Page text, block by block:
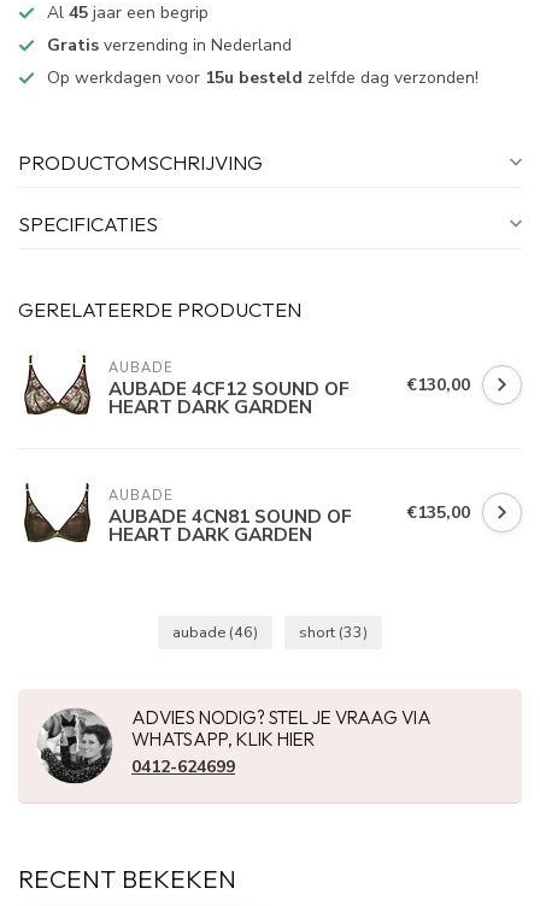
Al 45 jaar een begrip
Gratis verzending in Nederland
Op werkdagen voor 15u besteld zelfde dag verzonden!
PRODUCTOMSCHRIJVING
SPECIFICATIES
GERELATEERDE PRODUCTEN
AUBADE
AUBADE 4CF12 SOUND OF
HEART DARK GARDEN
€130,00
AUBADE
AUBADE 4CN81 SOUND OF
HEART DARK GARDEN
€135,00
aubade (46) short (33)
ADVIES NODIG? STEL JE VRAAG VIA
WHATSAPP, KLIK HIER
0412-624699
RECENT BEKEKEN